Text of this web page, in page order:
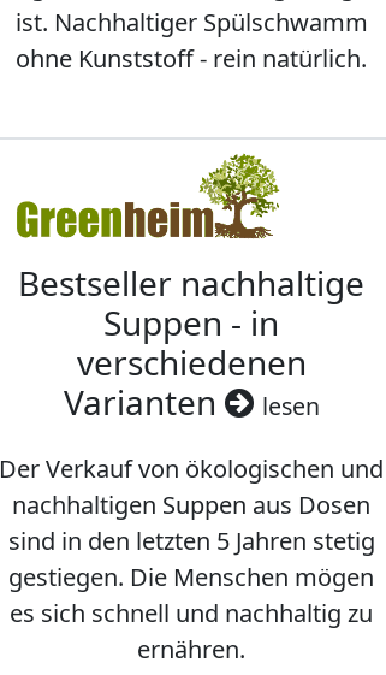
ist. Nachhaltiger Spülschwamm
ohne Kunststoff - rein natürlich.
Bestseller nachhaltige
Suppen - in
verschiedenen
Varianten
lesen
Der Verkauf von ökologischen und
nachhaltigen Suppen aus Dosen
sind in den letzten 5 Jahren stetig
gestiegen. Die Menschen mögen
es sich schnell und nachhaltig zu
ernähren.